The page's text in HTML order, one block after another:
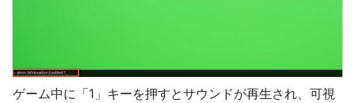
ゲーム中に「1」キーを押すとサウンドが再生され、可視